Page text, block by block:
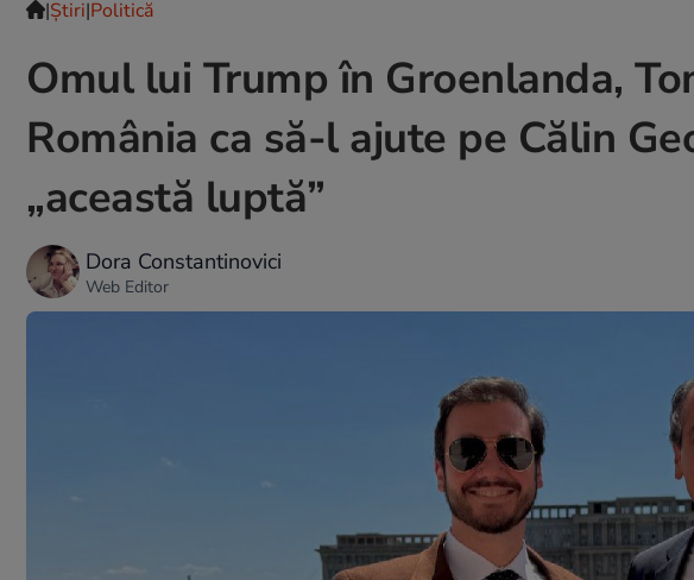
|Ştiri|Politică
Omul lui Trump în Groenlanda,
România ca să-l ajute pe Călin
„această luptă”
Dora Constantinovici
Web Editor